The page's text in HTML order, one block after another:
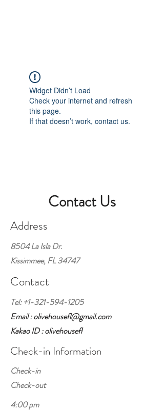
Widget Didn’t Load
Check your internet and refresh
this page.
If that doesn’t work, contact us.
Contact Us
Address
8504 La Isla Dr.
Kissimmee, FL 34747
Contact
Tel:+1-321-594-1205
Email : olivehousefl@gmail.com
Kakao ID : olivehousefl
Check-in Information
Check-in
Check-out
4:00 pm